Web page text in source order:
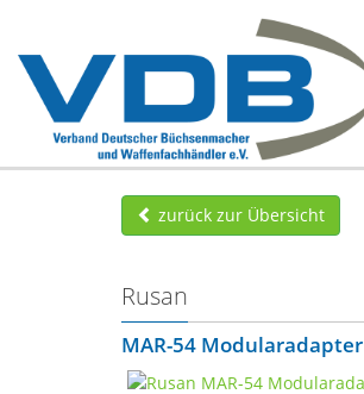
zurück zur Übersicht
Rusan
MAR-54 Modularadapter